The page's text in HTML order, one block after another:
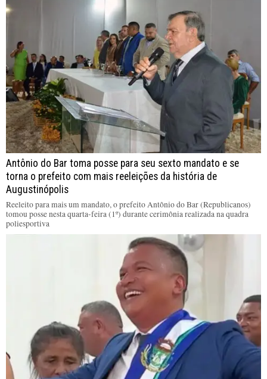
Antônio do Bar toma posse para seu sexto mandato e se
torna o prefeito com mais reeleições da história de
Augustinópolis
Reeleito para mais um mandato, o prefeito Antônio do Bar (Republicanos)
tomou posse nesta quarta-feira (1º) durante cerimônia realizada na quadra
poliesportiva